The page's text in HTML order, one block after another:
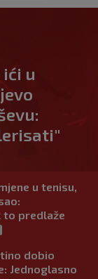
u
u tenisu,
to predlaže
dobio
Jednoglasno